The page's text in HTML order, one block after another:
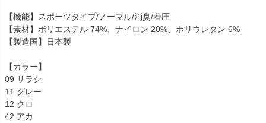
【機能】スポーツタイプ/ノーマル/消臭/着圧
【素材】ポリエステル 74%、ナイロン 20%、ポリウレタン 6%
【製造国】日本製
【カラー】
09 サラシ
11 グレー
12 クロ
42 アカ